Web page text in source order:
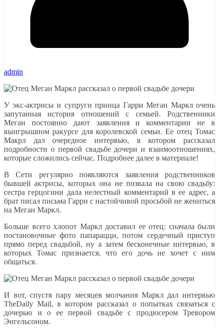
admin
У экс-актрисы и супруги принца Гарри Меган Маркл очень
запутанная история отношений с семьей. Родственники
Меган постоянно дают заявления и комментарии не в
выигрышном ракурсе для королевской семьи. Ее отец Томас
Макрл дал очередное интервью, в котором рассказал
подробности о первой свадьбе дочери и взаимоотношениях,
которые сложились сейчас. Подробнее далее в материале!
В Сети регулярно появляются заявления родственников
бывшей актрисы, которых она не позвала на свою свадьбу:
сестра герцогини дала нелестный комментарий в ее адрес, а
брат писал письма Гарри с настойчивой просьбой не жениться
на Меган Маркл.
Больше всего хлопот Маркл доставил ее отец: сначала были
постановочные фото папарацци, потом сердечный приступ
прямо перед свадьбой, ну а затем бесконечные интервью, в
которых Томас признается, что его дочь не хочет с ним
общаться.
И вот, спустя пару месяцев молчания Маркл дал интервью
TheDaily Mail, в котором рассказал о попытках связаться с
дочерью и о ее первой свадьбе с продюсером Тревором
Энгельсоном.